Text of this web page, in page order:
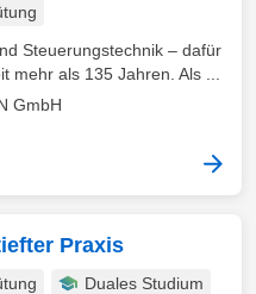
Steuerungstechnik – dafür
mehr als 135 Jahren. Als ...
GmbH
Praxis
Duales Studium